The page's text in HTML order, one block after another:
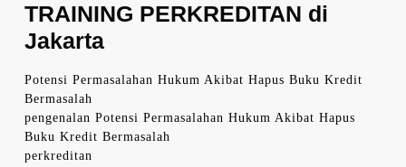
TRAINING PERKREDITAN di
Jakarta
Potensi Permasalahan Hukum Akibat Hapus Buku Kredit
Bermasalah
pengenalan Potensi Permasalahan Hukum Akibat Hapus
Buku Kredit Bermasalah
perkreditan